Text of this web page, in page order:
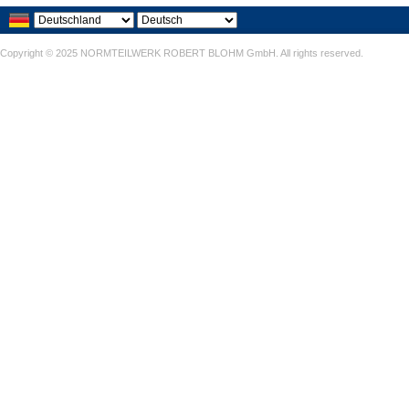
Copyright © 2025 NORMTEILWERK ROBERT BLOHM GmbH. All rights reserved.